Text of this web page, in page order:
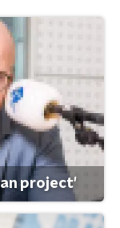
project'